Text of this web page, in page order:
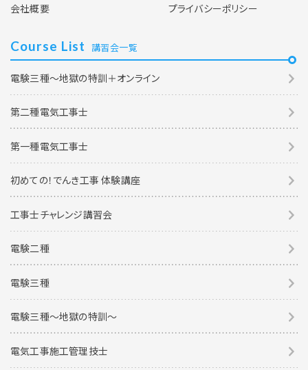
会社概要
プライバシーポリシー
Course List 講習会一覧
電験三種～地獄の特訓＋オンライン
第二種電気工事士
第一種電気工事士
初めての！でんき工事 体験講座
工事士チャレンジ講習会
電験二種
電験三種
電験三種〜地獄の特訓〜
電気工事施工管理技士